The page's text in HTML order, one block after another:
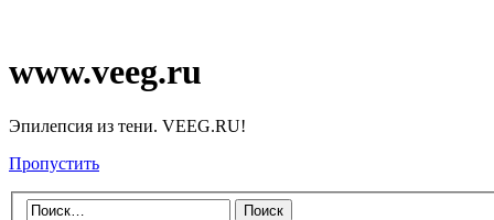
www.veeg.ru
Эпилепсия из тени. VEEG.RU!
Пропустить